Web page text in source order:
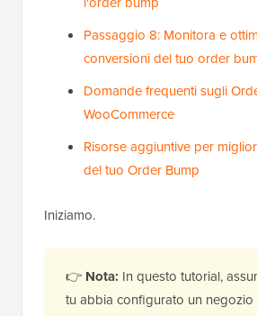
Passaggio 8: Monitora e
conversioni del tuo order
Domande frequenti sugli
WooCommerce
Risorse aggiuntive per
del tuo Order Bump
Iniziamo.
👉 Nota: In questo tutorial,
tu abbia configurato un negozio